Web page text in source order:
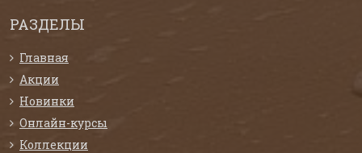
РАЗДЕЛЫ
Главная
Акции
Новинки
Онлайн-курсы
Коллекции